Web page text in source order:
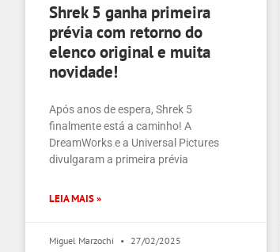
Shrek 5 ganha primeira
prévia com retorno do
elenco original e muita
novidade!
Após anos de espera, Shrek 5
finalmente está a caminho! A
DreamWorks e a Universal Pictures
divulgaram a primeira prévia
LEIA MAIS »
Miguel Marzochi 27/02/2025